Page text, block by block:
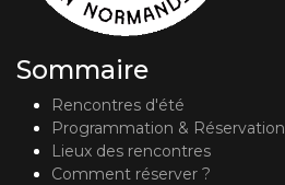
Sommaire
Rencontres d'été
Programmation & Réservation
Lieux des rencontres
Comment réserver ?